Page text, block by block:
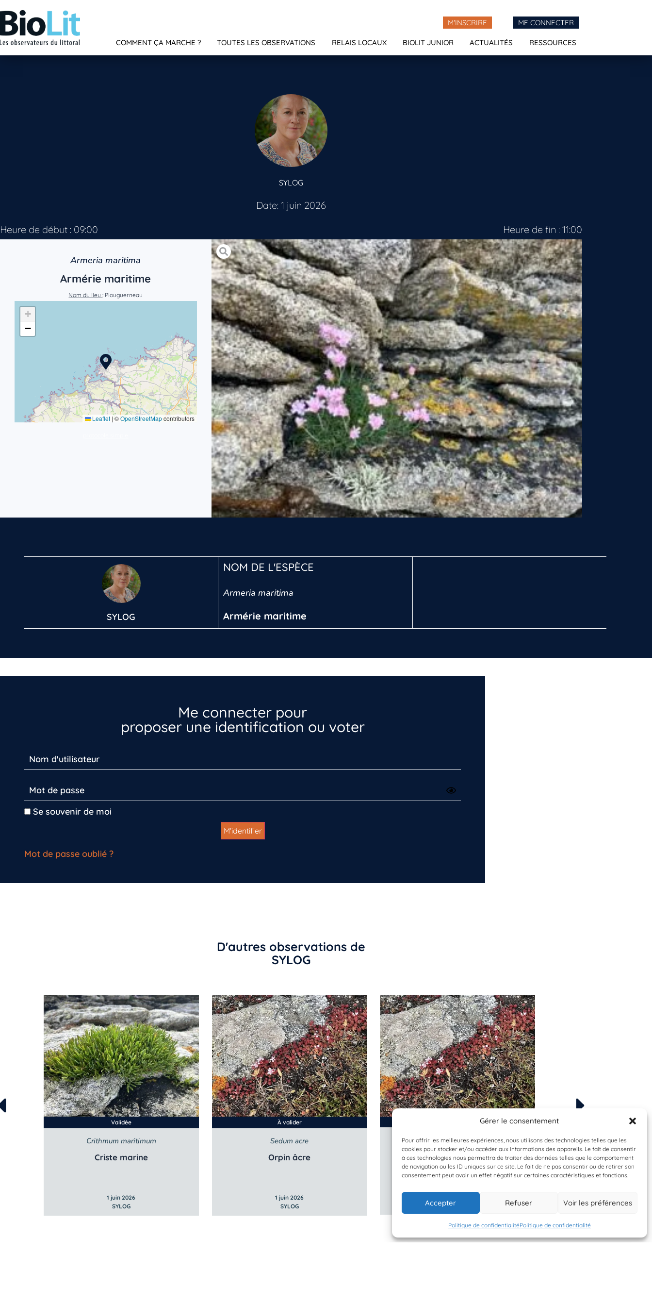
Gérer le consentement
Pour offrir les meilleures expériences, nous utilisons des technologies telles que les
cookies pour stocker et/ou accéder aux informations des appareils. Le fait de consentir
à ces technologies nous permettra de traiter des données telles que le comportement
de navigation ou les ID uniques sur ce site. Le fait de ne pas consentir ou de retirer son
consentement peut avoir un effet négatif sur certaines caractéristiques et fonctions.
Accepter Refuser Voir les préférences
Politique de confidentialitéPolitique de confidentialité
M'INSCRIRE ME CONNECTER
COMMENT ÇA MARCHE ? TOUTES LES OBSERVATIONS RELAIS LOCAUX BIOLIT JUNIOR ACTUALITÉS RESSOURCES
SYLOG
Date: 1 juin 2026
Heure de début : 09:00
Heure de fin : 11:00
Armeria maritima
Armérie maritime
Nom du lieu: Plouguerneau
+
−
Leaflet | ©OpenStreetMapcontributors
SYLOG
NOM DE L'ESPÈCE
Armeria maritima
Armérie maritime
Me connecter pour
proposer une identification ou voter
Se souvenir de moi
Mot de passe oublié ?
D'autres observations de
SYLOG
Validée
Crithmum maritimum
Criste marine
1 juin 2026
SYLOG
À valider
Sedum acre
Orpin âcre
1 juin 2026
SYLOG
Espèce à identifier
SYLOG
À valider
Crithmum
Criste marine
SYLOG